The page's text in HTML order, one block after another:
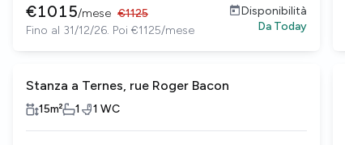
€1015/mese €1125
Fino al 31/12/26. Poi €1125/mese
Disponibilità
Da Today
Stanza a Ternes, rue Roger Bacon
15m² 1 1 WC